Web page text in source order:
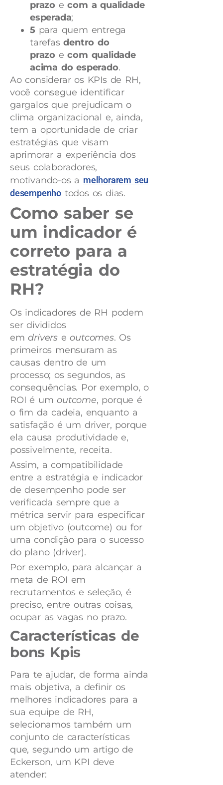
prazo ecom a qualidade
esperada;
5 para quem entrega
tarefasdentro do
prazo ecom qualidade
acima do esperado.
Ao considerar os KPIs de RH,
você consegue identificar
gargalos que prejudicam o
clima organizacional e, ainda,
tem a oportunidade de criar
estratégias que visam
aprimorar a experiência dos
seus colaboradores,
motivando-os a melhorarem seu
desempenho todos os dias.
Como saber se
um indicador é
correto para a
estratégia do
RH?
Os indicadores de RH podem
ser divididos
emdrivers eoutcomes. Os
primeiros mensuram as
causas dentro de um
processo; os segundos, as
consequências. Por exemplo, o
ROI é umoutcome, porque é
o fim da cadeia, enquanto a
satisfação é um driver, porque
ela causa produtividade e,
possivelmente, receita.
Assim, a compatibilidade
entre a estratégia e indicador
de desempenho pode ser
verificada sempre que a
métrica servir para especificar
um objetivo (outcome) ou for
uma condição para o sucesso
do plano (driver).
Por exemplo, para alcançar a
meta de ROI em
recrutamentos e seleção, é
preciso, entre outras coisas,
ocupar as vagas no prazo.
Características de
bons Kpis
Para te ajudar, de forma ainda
mais objetiva, a definir os
melhores indicadores para a
sua equipe de RH,
selecionamos também um
conjunto de características
que, segundo um artigo de
Eckerson, um KPI deve
atender: